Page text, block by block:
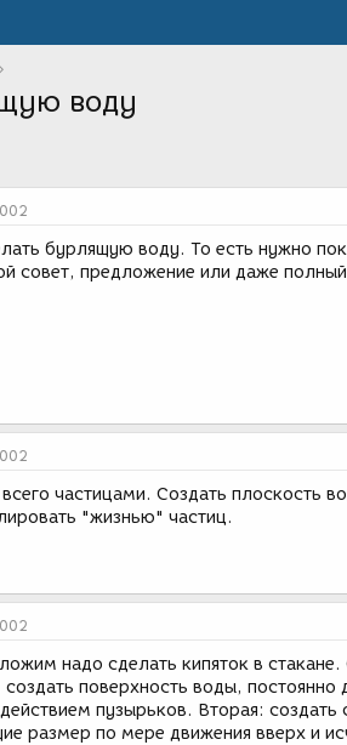
воду
бурлящую воду. То есть нужно
совет, предложение или даже
частицами. Создать плоскость
"жизнью" частиц.
надо сделать кипяток в стакане.
создать поверхность воды,
пузырьков. Вторая: создать
размер по мере движения вверх и